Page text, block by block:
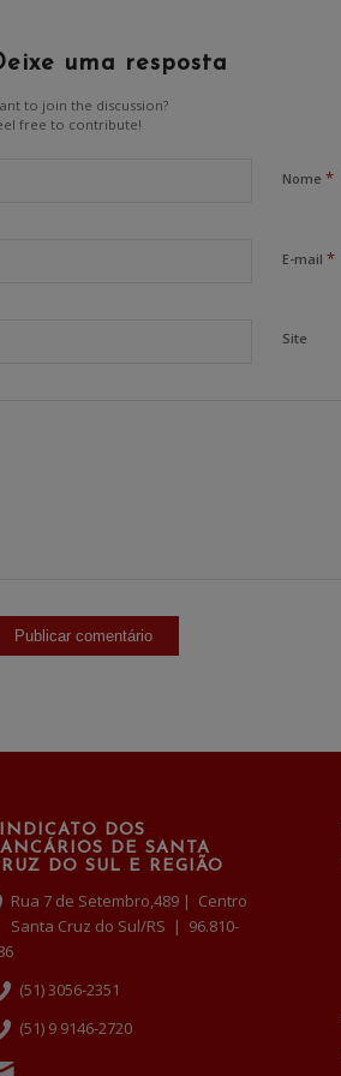
uma resposta
to join the discussion?
free to contribute!
Nome*
E-mail*
Site
DOS
DE SANTA
DO SUL E REGIÃO
Rua 7 de Setembro,489 | Centro
Santa Cruz do Sul/RS | 96.810-
(51) 3056-2351
(51) 9 9146-2720